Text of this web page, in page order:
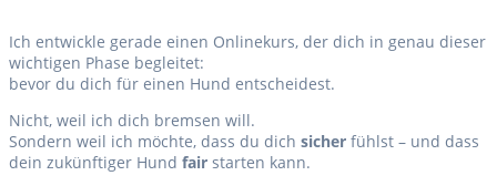
Ich entwickle gerade einen Onlinekurs, der dich in genau dieser
wichtigen Phase begleitet:
bevor du dich für einen Hund entscheidest.
Nicht, weil ich dich bremsen will.
Sondern weil ich möchte, dass du dich sicher fühlst – und dass
dein zukünftiger Hund fair starten kann.